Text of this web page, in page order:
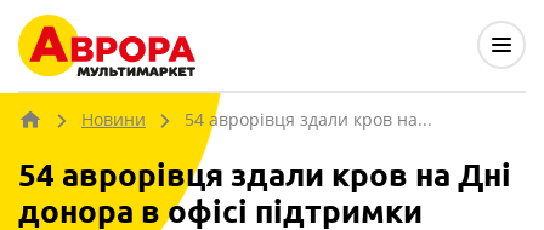
Новини 54 аврорівця здали кров на...
54 аврорівця здали кров на Дні
донора в офісі підтримки